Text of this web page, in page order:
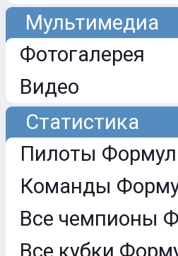
Мультимедиа
Фотогалерея
Видео
Статистика
Пилоты
Команды
Все чемпионы
Все кубки